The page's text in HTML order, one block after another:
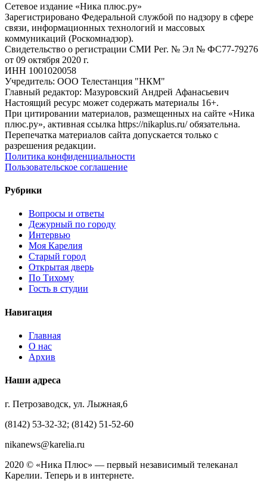
Сетевое издание «Ника плюс.ру»
Зарегистрировано Федеральной службой по надзору в сфере
связи, информационных технологий и массовых
коммуникаций (Роскомнадзор).
Свидетельство о регистрации СМИ Рег. № Эл № ФС77-79276
от 09 октября 2020 г.
ИНН 1001020058
Учредитель: ООО Телестанция "НКМ"
Главный редактор: Мазуровский Андрей Афанасьевич
Настоящий ресурс может содержать материалы 16+.
При цитировании материалов, размещенных на сайте «Ника
плюс.ру», активная ссылка https://nikaplus.ru/ обязательна.
Перепечатка материалов сайта допускается только с
разрешения редакции.
Политика конфиденциальности
Пользовательское соглашение
Рубрики
Вопросы и ответы
Дежурный по городу
Интервью
Моя Карелия
Старый город
Открытая дверь
По Тихому
Гость в студии
Навигация
Главная
О нас
Архив
Наши адреса
г. Петрозаводск, ул. Лыжная,6
(8142) 53-32-32; (8142) 51-52-60
nikanews@karelia.ru
2020 © «Ника Плюс» — первый независимый телеканал
Карелии. Теперь и в интернете.